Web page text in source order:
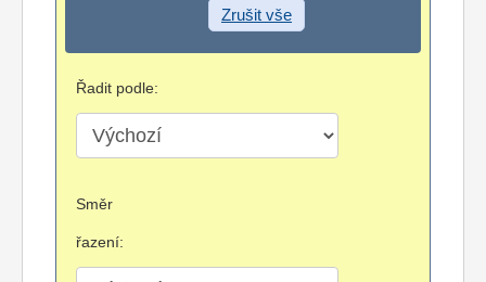
Zrušit vše
Řadit podle:
Směr
řazení: